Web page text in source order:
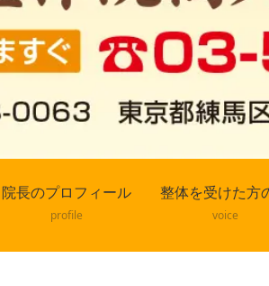
院長のプロフィール
profile
整体を受けた方
voice